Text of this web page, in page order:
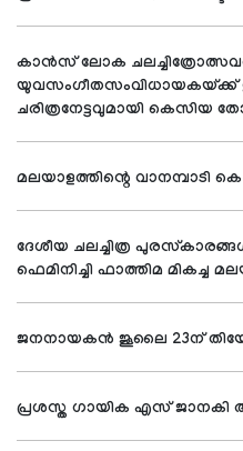
കാന്‍സ് ലോക
യുവസംഗീതസംവിധായകയ്ക്ക്
ചരിത്രനേട്ടവുമായി കെസിയ
മലയാളത്തിന്റെ വാനമ്പാടി
ദേശീയ ചലച്ചിത്ര പുരസ്‌കാരങ്ങള്‍
ഫെമിനിച്ചി ഫാത്തിമ മികച്ച
ജനനായകന്‍ ജൂലൈ 23ന്
പ്രശസ്ത ഗായിക എസ് ജാനകി